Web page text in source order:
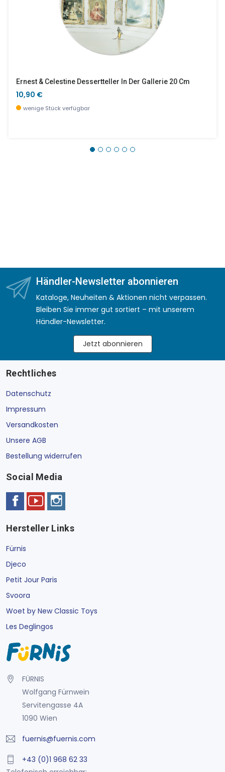
Ernest & Celestine Dessertteller In Der Gallerie 20 Cm
10,90 €
wenige Stück verfügbar
Händler-Newsletter abonnieren
Kataloge, Neuheiten & Aktionen nicht verpassen.
Bleiben Sie immer gut sortiert – mit unserem
Händler-Newsletter.
Jetzt abonnieren
Rechtliches
Datenschutz
Impressum
Versandkosten
Unsere AGB
Bestellung widerrufen
Social Media
Hersteller Links
Fürnis
Djeco
Petit Jour Paris
Svoora
Woet by New Classic Toys
Les Deglingos
FÜRNIS
Wolfgang Fürnwein
Servitengasse 4A
1090 Wien
fuernis@fuernis.com
+43 (0)1 968 62 33